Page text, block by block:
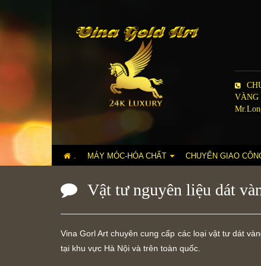
VÀNG
MÁY MÓC-HÓA CHẤT CHUYỂN GIAO
Vật tư nguyên liệu dát
Vina Gorl Art chuyên cung cấp các loại vật tư dát
tại khu vực Hà Nội và trên toàn quốc.